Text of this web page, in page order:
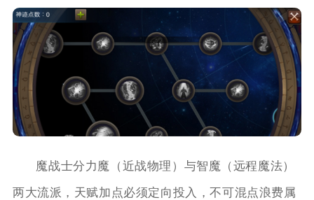
魔战士分力魔（近战物理）与智魔（远程魔法）
两大流派，天赋加点必须定向投入，不可混点浪费属